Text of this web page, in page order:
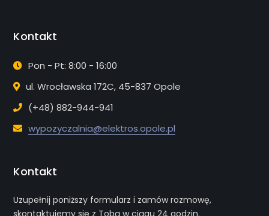
Kontakt
Pon - Pt: 8:00 - 16:00
ul. Wrocławska 172C, 45-837 Opole
(+48) 882-944-941
wypozyczalnia@elektros.opole.pl
Kontakt
Uzupełnij poniższy formularz i zamów rozmowę,
skontaktujemy się z Tobą w ciągu 24 godzin.